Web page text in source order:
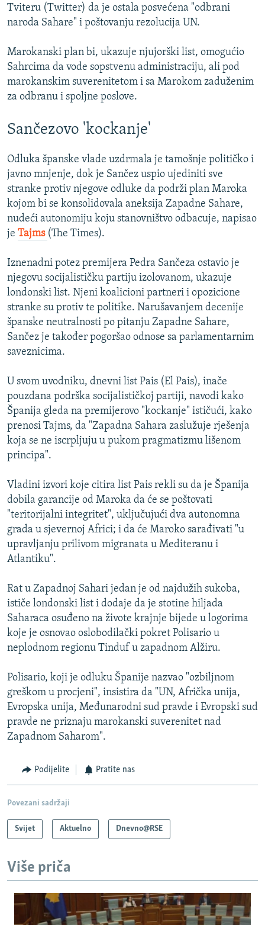
Tviteru (Twitter) da je ostala posvećena "odbrani
naroda Sahare" i poštovanju rezolucija UN.
Marokanski plan bi, ukazuje njujorški list, omogućio
Sahrcima da vode sopstvenu administraciju, ali pod
marokanskim suverenitetom i sa Marokom zaduženim
za odbranu i spoljne poslove.
Sančezovo 'kockanje'
Odluka španske vlade uzdrmala je tamošnje političko i
javno mnjenje, dok je Sančez uspio ujediniti sve
stranke protiv njegove odluke da podrži plan Maroka
kojom bi se konsolidovala aneksija Zapadne Sahare,
nudeći autonomiju koju stanovništvo odbacuje, napisao
je Tajms (The Times).
Iznenadni potez premijera Pedra Sančeza ostavio je
njegovu socijalističku partiju izolovanom, ukazuje
londonski list. Njeni koalicioni partneri i opozicione
stranke su protiv te politike. Narušavanjem decenije
španske neutralnosti po pitanju Zapadne Sahare,
Sančez je također pogoršao odnose sa parlamentarnim
saveznicima.
U svom uvodniku, dnevni list Pais (El Pais), inače
pouzdana podrška socijalističkoj partiji, navodi kako
Španija gleda na premijerovo "kockanje" ističući, kako
prenosi Tajms, da "Zapadna Sahara zaslužuje rješenja
koja se ne iscrpljuju u pukom pragmatizmu lišenom
principa".
Vladini izvori koje citira list Pais rekli su da je Španija
dobila garancije od Maroka da će se poštovati
"teritorijalni integritet", uključujući dva autonomna
grada u sjevernoj Africi; i da će Maroko sarađivati "u
upravljanju prilivom migranata u Mediteranu i
Atlantiku".
Rat u Zapadnoj Sahari jedan je od najdužih sukoba,
ističe londonski list i dodaje da je stotine hiljada
Saharaca osuđeno na živote krajnje bijede u logorima
koje je osnovao oslobodilački pokret Polisario u
neplodnom regionu Tinduf u zapadnom Alžiru.
Polisario, koji je odluku Španije nazvao "ozbiljnom
greškom u procjeni", insistira da "UN, Afrička unija,
Evropska unija, Međunarodni sud pravde i Evropski sud
pravde ne priznaju marokanski suverenitet nad
Zapadnom Saharom".
Podijelite Pratite nas
Povezani sadržaji
Svijet Aktuelno Dnevno@RSE
Više priča